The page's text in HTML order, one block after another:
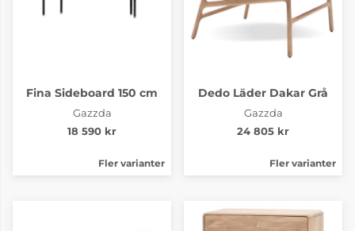
Fina Sideboard 150 cm
Gazzda
18 590 kr
Fler varianter
Dedo Läder Dakar Grå
Gazzda
24 805 kr
Fler varianter